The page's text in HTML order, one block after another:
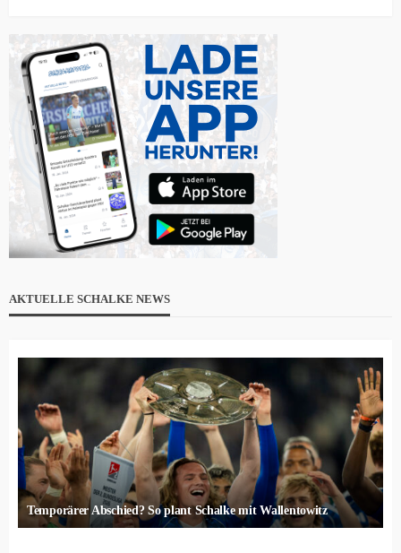
AKTUELLE SCHALKE NEWS
Temporärer Abschied? So plant Schalke mit Wallentowitz